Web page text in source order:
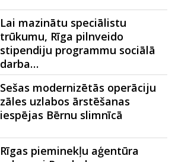
Lai mazinātu speciālistu
trūkumu, Rīga pilnveido
stipendiju programmu sociālā
darba…
Sešas modernizētās operāciju
zāles uzlabos ārstēšanas
iespējas Bērnu slimnīcā
Rīgas pieminekļu aģentūra